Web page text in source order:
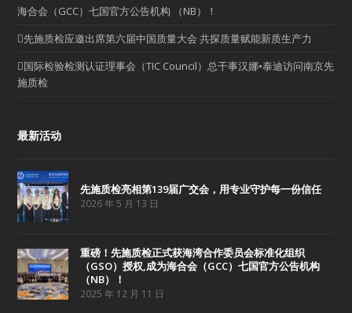
海合会（GCC）七国官方公告机构 （NB）！
先施质检应邀出席第六届中国质量大会 共探质量赋能新质生产力
国际检验检测认证理事会（TIC Council）总干事汉娜•泰迪访问南京先
施质检
最新活动
先施质检亮相第139届广交会，用专业守护每一份信任
2026 年 5 月 13 日
重磅！先施质检正式获海湾合作委员会标准化组织
（GSO）授权,成为海合会（GCC）七国官方公告机构
（NB）！
2025 年 12 月 11 日